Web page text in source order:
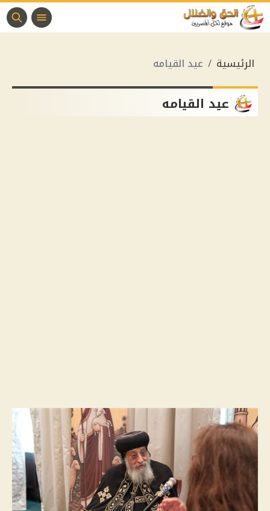
الرئيسية عيد القيامه
عيد القيامه